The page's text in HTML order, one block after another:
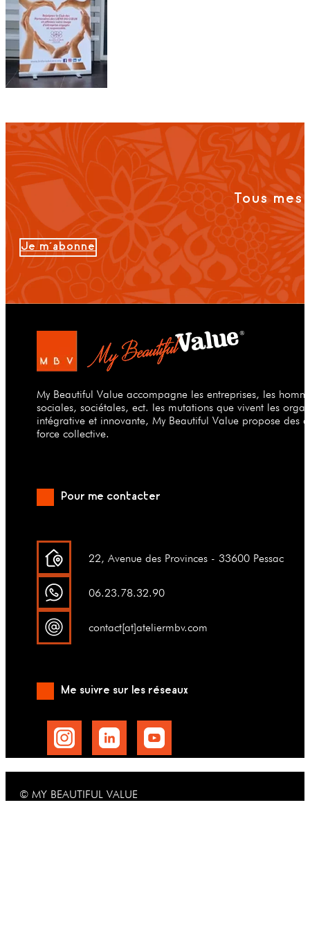
Tous
Je m'abonne
My Beautiful Value accompagne les entreprises, les
sociales, sociétales, ect. les mutations que vivent les
intégrative et innovante, My Beautiful Value propose des
force collective.
Pour me contacter
22, Avenue des Provinces - 33600 Pessac
06.23.78.32.90
contact[at]ateliermbv.com
Me suivre sur les réseaux
© MY BEAUTIFUL VALUE